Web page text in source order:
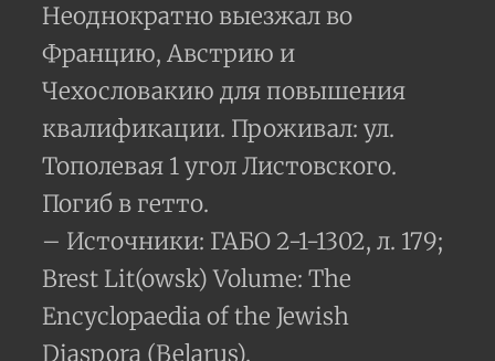
Неоднократно выезжал во
Францию, Австрию и
Чехословакию для повышения
квалификации. Проживал: ул.
Тополевая 1 угол Листовского.
Погиб в гетто.
– Источники: ГАБО 2-1-1302, л. 179;
Brest Lit(owsk) Volume: The
Encyclopaedia of the Jewish
Diaspora (Belarus).